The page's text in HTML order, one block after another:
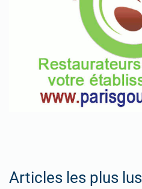
Articles les plus lus